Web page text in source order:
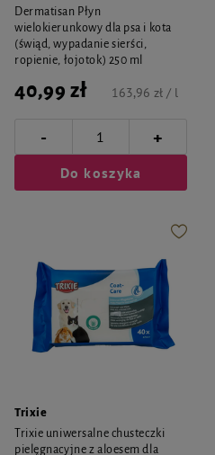
Dermatisan Płyn
wielokierunkowy dla psa i kota
(świąd, wypadanie sierści,
ropienie, łojotok) 250 ml
40,99 zł 163,96 zł / l
- +
Do koszyka
Trixie
Trixie uniwersalne chusteczki
pielęgnacyjne z aloesem dla